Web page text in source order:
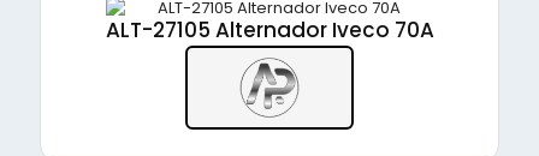
ALT-27105 Alternador Iveco 70A